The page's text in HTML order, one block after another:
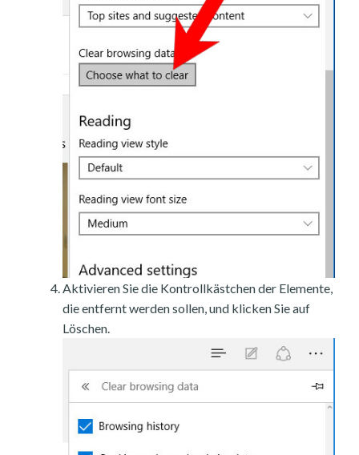
Aktivieren Sie die Kontrollkästchen der Elemente,
die entfernt werden sollen, und klicken Sie auf
Löschen.